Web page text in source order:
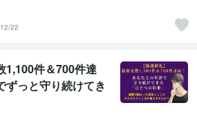
22
1,100件＆700件達
ずっと守り続けてき